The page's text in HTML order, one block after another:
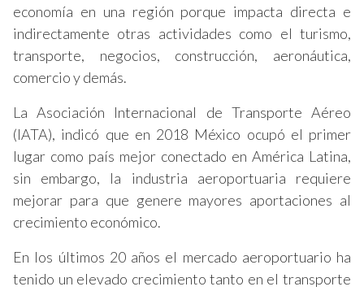
economía en una región porque impacta directa e
indirectamente otras actividades como el turismo,
transporte, negocios, construcción, aeronáutica,
comercio y demás.
La Asociación Internacional de Transporte Aéreo
(IATA), indicó que en 2018 México ocupó el primer
lugar como país mejor conectado en América Latina,
sin embargo, la industria aeroportuaria requiere
mejorar para que genere mayores aportaciones al
crecimiento económico.
En los últimos 20 años el mercado aeroportuario ha
tenido un elevado crecimiento tanto en el transporte